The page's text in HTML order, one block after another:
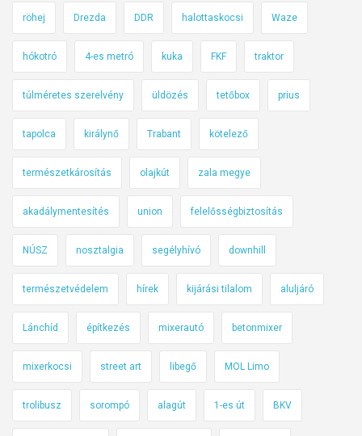
e
z
ő
t
a
j
a
a
h
á
a
y
a
S
röhej Drezda DDR halottaskocsi Waze
hókotró 4-es metró kuka FKF traktor
túlméretes szerelvény üldözés tetőbox prius
tapolca királynő Trabant kötelező
természetkárosítás olajkút zala megye
akadálymentesítés union felelősségbiztosítás
NÚSZ nosztalgia segélyhívó downhill
természetvédelem hírek kijárási tilalom aluljáró
Lánchíd építkezés mixerautó betonmixer
mixerkocsi street art libegő MOL Limo
trolibusz sorompó alagút 1-es út BKV